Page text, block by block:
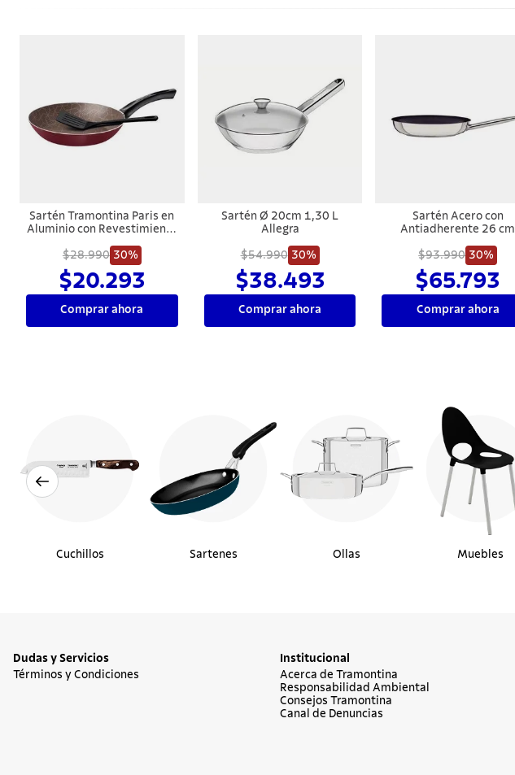
Sartén Tramontina Paris en
Aluminio con Revestimiento
Antiadherente Starflon Max
Rojo con Espátula de Nylon
26 cm 1,8 L
$28.990 30%
$20.293
Comprar ahora
Sartén Ø 20cm 1,30 L
Allegra
$54.990 30%
$38.493
Comprar ahora
Sartén Acero con
Antiadherente 26 cm
$93.990 30%
$65.793
Comprar ahora
Cuchillos Sartenes Ollas Muebles
Dudas y Servicios
Términos y Condiciones
Institucional
Acerca de Tramontina
Responsabilidad Ambiental
Consejos Tramontina
Canal de Denuncias